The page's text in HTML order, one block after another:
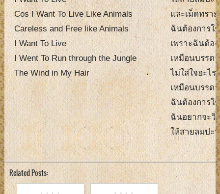
Cos I Want To Live Like Animals
Careless and Free like Animals
I Want To Live
I Went To Run through the Jungle
The Wind in My Hair
และเม็ดทรา
ฉันต้องการใ
เพราะฉันต้อ
เหมือนบรรด
ไม่ใส่ใจอะไร
เหมือนบรรด
ฉันต้องการใ
ฉันอยากจะวิ่
ให้สายลมปะ
Related Posts: